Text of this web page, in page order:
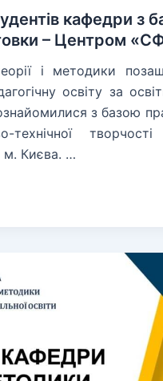
кафедри з
– Центром
і методики
освіту за
з базою
м. Києва. …